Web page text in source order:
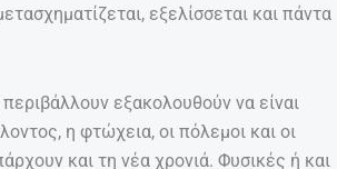
εξελίσσεται και πάντα
εξακολουθούν να είναι
η φτώχεια, οι πόλεμοι και οι
και τη νέα χρονιά. Φυσικές ή και